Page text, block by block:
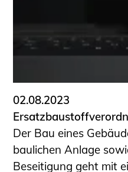
Funktionsprüfung
Abwasserleitungen
Büronachfolge
Zusatzqualifikationen
Geschützter Bereich
Informationen für
02.08.2023
Der Bau eines
baulichen Anlage
Beseitigung geht mit